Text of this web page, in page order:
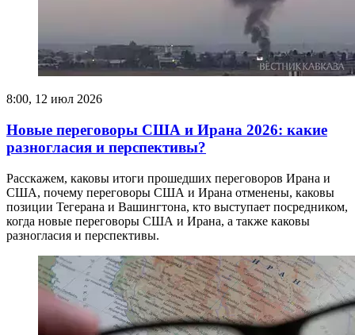
8:00, 12 июл 2026
Новые переговоры США и Ирана 2026: какие
разногласия и перспективы?
Расскажем, каковы итоги прошедших переговоров Ирана и
США, почему переговоры США и Ирана отменены, каковы
позиции Тегерана и Вашингтона, кто выступает посредником,
когда новые переговоры США и Ирана, а также каковы
разногласия и перспективы.